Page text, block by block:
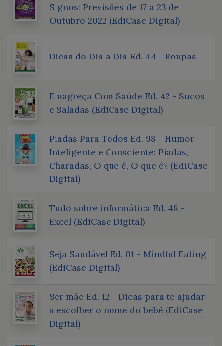
Signos: Previsões de 17 a 23 de
Outubro 2022 (EdiCase Digital)
Dicas do Dia a Dia Ed. 44 - Roupas
Emagreça Com Saúde Ed. 42 - Sucos
e Saladas (EdiCase Digital)
Piadas Para Todos Ed. 98 - Humor
Inteligente e Consciente: Piadas,
Charadas, O que é, O que é? (EdiCase
Digital)
Tudo sobre informática Ed. 48 -
Excel (EdiCase Digital)
Seja Saudável Ed. 01 - Mindful Eating
(EdiCase Digital)
Ser mãe Ed. 12 - Dicas para te ajudar
a escolher o nome do bebê (EdiCase
Digital)